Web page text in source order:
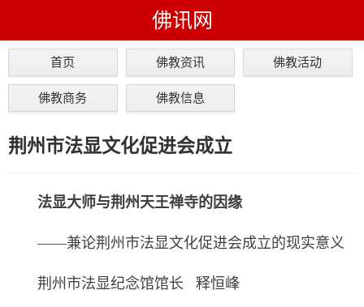
佛讯网
首页 佛教资讯 佛教活动
佛教商务 佛教信息
荆州市法显文化促进会成立
法显大师与荆州天王禅寺的因缘
——兼论荆州市法显文化促进会成立的现实意义
荆州市法显纪念馆馆长 释恒峰